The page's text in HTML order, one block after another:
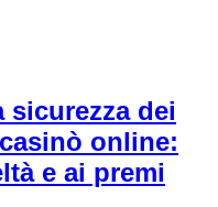
sicurezza dei
online:
e ai premi